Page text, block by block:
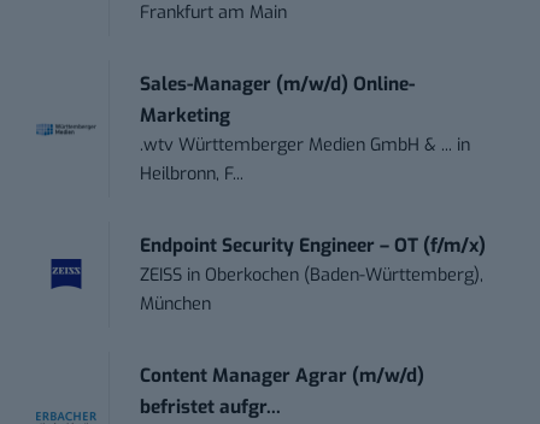
Frankfurt am Main
Sales-Manager (m/w/d) Online-
Marketing
.wtv Württemberger Medien GmbH & ... in
Heilbronn, F...
Endpoint Security Engineer – OT (f/m/x)
ZEISS in Oberkochen (Baden-Württemberg),
München
Content Manager Agrar (m/w/d)
befristet aufgr...